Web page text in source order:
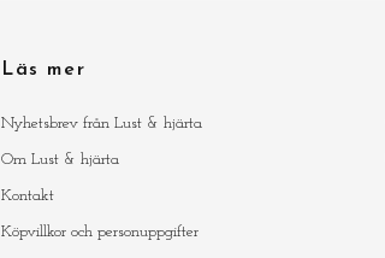
Läs mer
Nyhetsbrev från Lust & hjärta
Om Lust & hjärta
Kontakt
Köpvillkor och personuppgifter